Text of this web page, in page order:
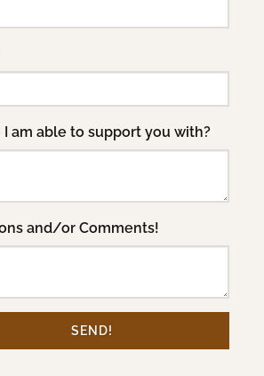
am able to support you with?
and/or Comments!
SEND!